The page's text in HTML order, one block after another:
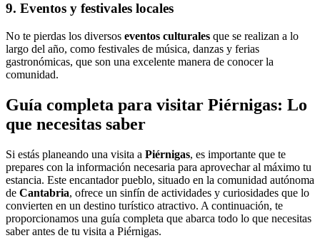
9. Eventos y festivales locales
No te pierdas los diversos eventos culturales que se realizan a lo
largo del año, como festivales de música, danzas y ferias
gastronómicas, que son una excelente manera de conocer la
comunidad.
Guía completa para visitar Piérnigas: Lo
que necesitas saber
Si estás planeando una visita a Piérnigas, es importante que te
prepares con la información necesaria para aprovechar al máximo tu
estancia. Este encantador pueblo, situado en la comunidad autónoma
de Cantabria, ofrece un sinfín de actividades y curiosidades que lo
convierten en un destino turístico atractivo. A continuación, te
proporcionamos una guía completa que abarca todo lo que necesitas
saber antes de tu visita a Piérnigas.